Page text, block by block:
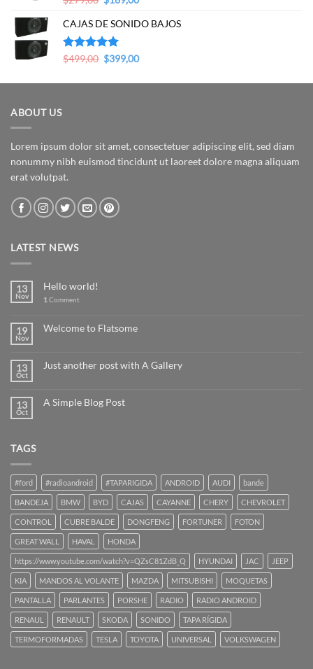
was:
$279,00.
is:
CAJAS DE SONIDO BAJOS
Valorado en
$499,00 Original
was:
$399,00Current
is:
ABOUT US
Lorem ipsum dolor sit amet, consectetuer adipiscing elit, sed diam
nonummy nibh euismod tincidunt ut laoreet dolore magna aliquam
erat volutpat.
LATEST NEWS
13
Nov
Hello world!
1Comment
19
Nov
Welcome to Flatsome
13
Oct
Just another post with A Gallery
13
Oct
A Simple Blog Post
TAGS
#ford #radioandroid #TAPARIGIDA ANDROID AUDI bande
BANDEJA BMW BYD CAJAS CAYANNE CHERY CHEVROLET
CONTROL CUBRE BALDE DONGFENG FORTUNER FOTON
GREAT WALL HAVAL HONDA
https://www.youtube.com/watch?v=QZsC81ZdB_Q HYUNDAI JAC JEEP
KIA MANDOS AL VOLANTE MAZDA MITSUBISHI MOQUETAS
PANTALLA PARLANTES PORSHE RADIO RADIO ANDROID
RENAUL RENAULT SKODA SONIDO TAPA RÍGIDA
TERMOFORMADAS TESLA TOYOTA UNIVERSAL VOLKSWAGEN